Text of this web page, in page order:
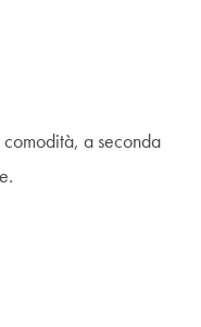
comodità, a seconda